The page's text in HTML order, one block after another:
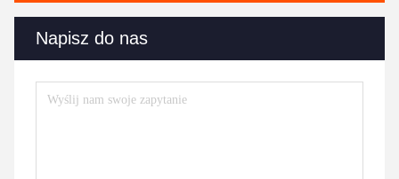
Napisz do nas